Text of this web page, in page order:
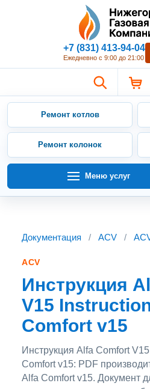
+7 (831) 413-94-04
Ежедневно с 9:00 до 21:00
Ремонт котлов
Ремонт колонок
Меню услуг
Документация / ACV /
ACV
Инструкция
V15
Comfort v15
Инструкция Alfa Comfort
Comfort v15: PDF
Alfa Comfort v15. Документ